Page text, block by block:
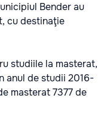
Bender au
cu destinaţie
studiile la masterat,
anul de studii 2016-
masterat 7377 de